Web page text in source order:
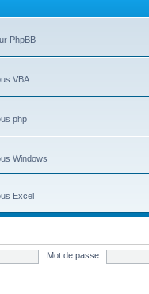
PhpBB
VBA
php
Windows
Excel
Mot de passe :